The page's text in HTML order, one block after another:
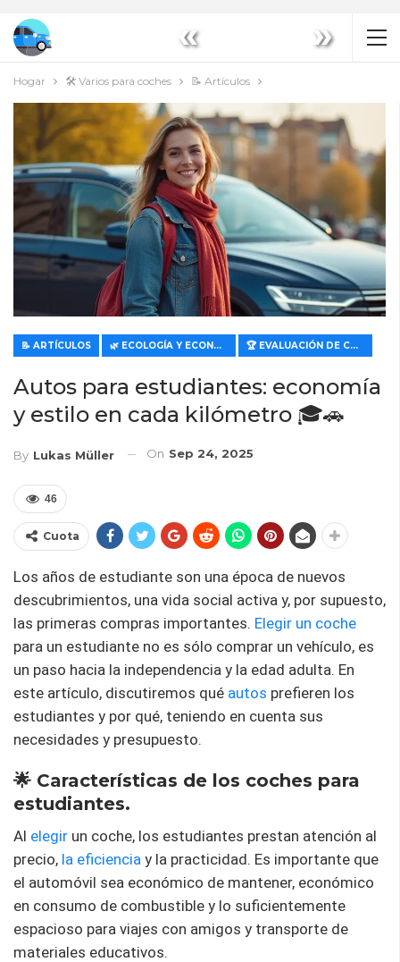
« »
Hogar 🛠️ Varios para coches 📝 Artículos
📝 ARTÍCULOS 🌿 ECOLOGÍA Y ECONOMÍA 🏆 EVALUACIÓN DE CARACTERÍSTICAS Y VALOR
Autos para estudiantes: economía
y estilo en cada kilómetro 🎓🚗
By Lukas Müller On Sep 24, 2025
46
Cuota
Los años de estudiante son una época de nuevos
descubrimientos, una vida social activa y, por supuesto,
las primeras compras importantes. Elegir un coche
para un estudiante no es sólo comprar un vehículo, es
un paso hacia la independencia y la edad adulta. En
este artículo, discutiremos qué autos prefieren los
estudiantes y por qué, teniendo en cuenta sus
necesidades y presupuesto.
🌟 Características de los coches para
estudiantes.
Al elegir un coche, los estudiantes prestan atención al
precio, la eficiencia y la practicidad. Es importante que
el automóvil sea económico de mantener, económico
en consumo de combustible y lo suficientemente
espacioso para viajes con amigos y transporte de
materiales educativos.